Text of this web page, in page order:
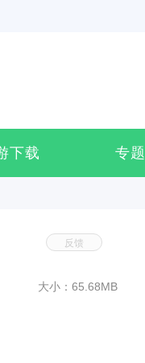
下载 专题
大小：65.68MB
反馈